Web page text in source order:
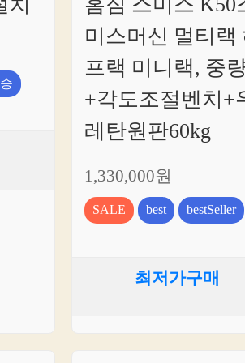
미스머신 멀티랙
프랙 미니랙, 중
+각도조절벤치+
레탄원판60kg
1,330,000원
SALE best bestSeller
최저가구매